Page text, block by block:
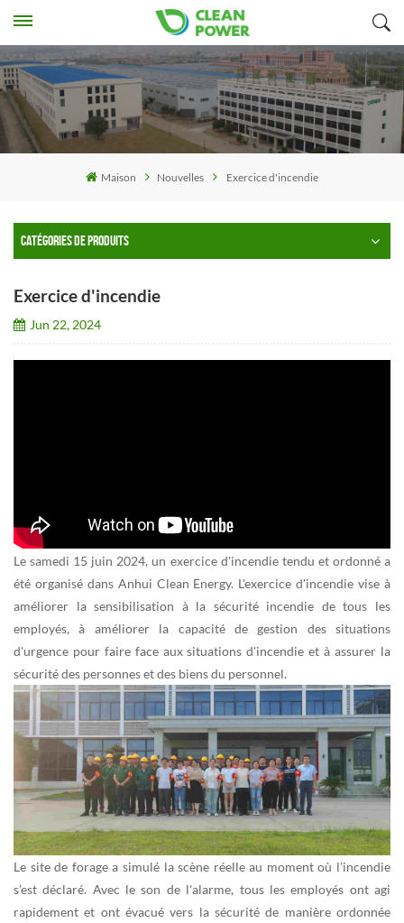
Maison Nouvelles Exercice d'incendie
CATÉGORIES DE PRODUITS
Exercice d'incendie
Jun 22, 2024
Le samedi 15 juin 2024, un exercice d'incendie tendu et ordonné a
été organisé dans Anhui Clean Energy. L'exercice d'incendie vise à
améliorer la sensibilisation à la sécurité incendie de tous les
employés, à améliorer la capacité de gestion des situations
d'urgence pour faire face aux situations d'incendie et à assurer la
sécurité des personnes et des biens du personnel.
Le site de forage a simulé la scène réelle au moment où l’incendie
s’est déclaré. Avec le son de l'alarme, tous les employés ont agi
rapidement et ont évacué vers la sécurité de manière ordonnée